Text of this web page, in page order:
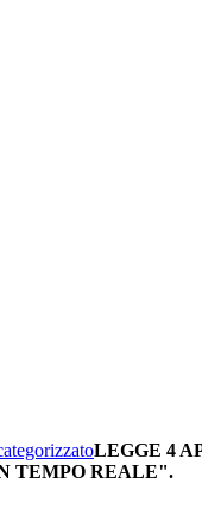
LEGGE 4
TEMPO REALE".